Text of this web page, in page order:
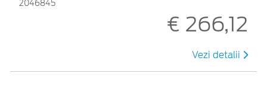
2046845
€ 266,12
Vezi detalii